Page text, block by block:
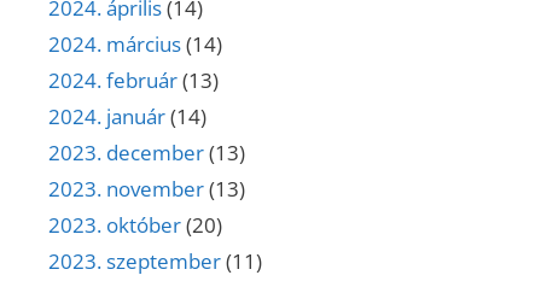
2024. április(14)
2024. március(14)
2024. február(13)
2024. január(14)
2023. december(13)
2023. november(13)
2023. október(20)
2023. szeptember(11)